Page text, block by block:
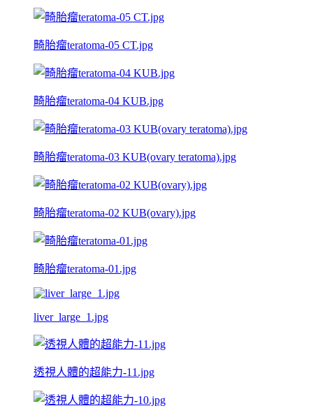
畸胎瘤teratoma-05 CT.jpg
畸胎瘤teratoma-04 KUB.jpg
畸胎瘤teratoma-03 KUB(ovary teratoma).jpg
畸胎瘤teratoma-02 KUB(ovary).jpg
畸胎瘤teratoma-01.jpg
liver_large_1.jpg
透視人體的超能力-11.jpg